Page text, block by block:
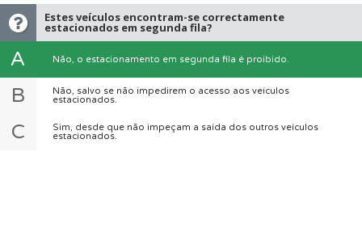
Estes veículos encontram-se correctamente
estacionados em segunda fila?
A Não, o estacionamento em segunda fila é proibido.
B
Não, salvo se não impedirem o acesso aos veículos
estacionados.
C
Sim, desde que não impeçam a saída dos outros veículos
estacionados.